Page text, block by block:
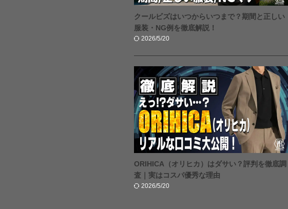
クールビズはいつからいつまで？期間と正しい
服装・NG例を徹底解説！
2026/5/20
ORIHICA（オリヒカ）はダサい？評判を徹底調
査｜実はコスパ優秀な理由
2026/5/20